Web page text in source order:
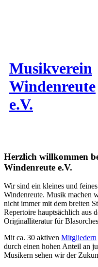
Musikverein
Windenreute
e.V.
Herzlich willkommen
Windenreute e.V.
Wir sind ein kleines und
Windenreute. Musik machen
nicht immer mit dem breiten
Repertoire hauptsächlich aus
Originalliteratur für
Mit ca. 30 aktiven Mitgliedern
durch einen hohen Anteil an
Musikern sehen wir der